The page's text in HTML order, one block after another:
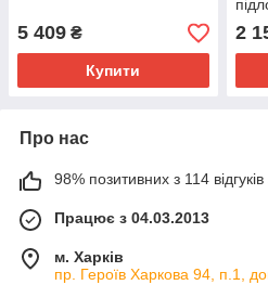
5 409 ₴
Купити
2
Про нас
98% позитивних з 114 відгуків
Працює з 04.03.2013
м. Харків
пр. Героїв Харкова 94, п.1,